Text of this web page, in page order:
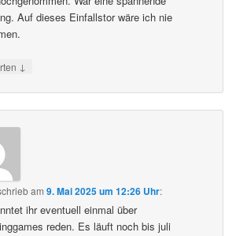
Auf dieses Einfallstor wäre ich nie
↓
am9. Mai 2025 um 12:26 Uhr:
ihr eventuell einmal über
reden. Es läuft noch bis juli